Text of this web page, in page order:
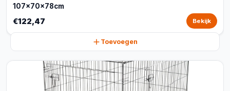
107x70x78cm
€122,47 Bekijk
Toevoegen